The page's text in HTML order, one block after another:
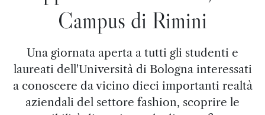
Campus di Rimini
Una giornata aperta a tutti gli studenti e
laureati dell'Università di Bologna interessati
a conoscere da vicino dieci importanti realtà
aziendali del settore fashion, scoprire le